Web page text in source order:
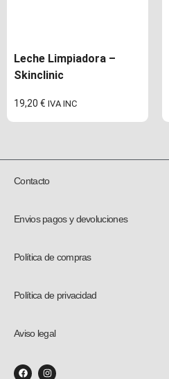
Leche Limpiadora –
Skinclinic
19,20 € IVA INC
Contacto
Envios pagos y devoluciones
Política de compras
Política de privacidad
Aviso legal